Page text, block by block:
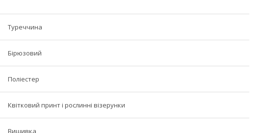
Туреччина
Бірюзовий
Поліестер
Квітковий принт і рослинні візерунки
Вишивка